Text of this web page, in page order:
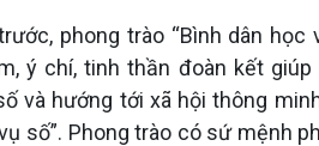
phong trào “Bình dân
ý chí, tinh thần đoàn kết
và hướng tới xã hội thông
số”. Phong trào có sứ mệnh